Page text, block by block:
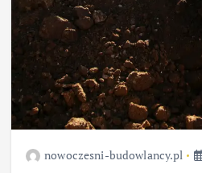
nowoczesni-budowlancy.pl